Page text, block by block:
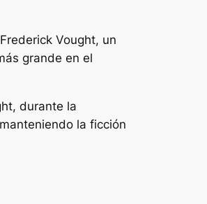
Vought, un
grande en el
durante la
la ficción